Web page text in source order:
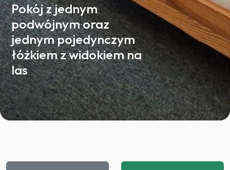
Pokój z jednym
podwójnym oraz
jednym pojedynczym
łóżkiem z widokiem na
las